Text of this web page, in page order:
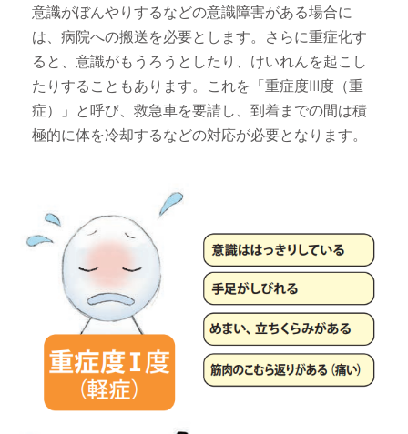
意識がぼんやりするなどの意識障害がある場合に
は、病院への搬送を必要とします。さらに重症化す
ると、意識がもうろうとしたり、けいれんを起こし
たりすることもあります。これを「重症度Ⅲ度（重
症）」と呼び、救急車を要請し、到着までの間は積
極的に体を冷却するなどの対応が必要となります。